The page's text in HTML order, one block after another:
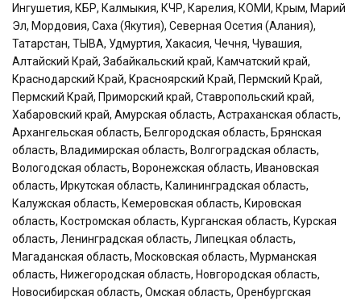
Ингушетия, КБР, Калмыкия, КЧР, Карелия, КОМИ, Крым, Марий
Эл, Мордовия, Саха (Якутия), Северная Осетия (Алания),
Татарстан, ТЫВА, Удмуртия, Хакасия, Чечня, Чувашия,
Алтайский Край, Забайкальский край, Камчатский край,
Краснодарский Край, Красноярский Край, Пермский Край,
Пермский Край, Приморский край, Ставропольский край,
Хабаровский край, Амурская область, Астраханская область,
Архангельская область, Белгородская область, Брянская
область, Владимирская область, Волгоградская область,
Вологодская область, Воронежская область, Ивановская
область, Иркутская область, Калининградская область,
Калужская область, Кемеровская область, Кировская
область, Костромская область, Курганская область, Курская
область, Ленинградская область, Липецкая область,
Магаданская область, Московская область, Мурманская
область, Нижегородская область, Новгородская область,
Новосибирская область, Омская область, Оренбургская